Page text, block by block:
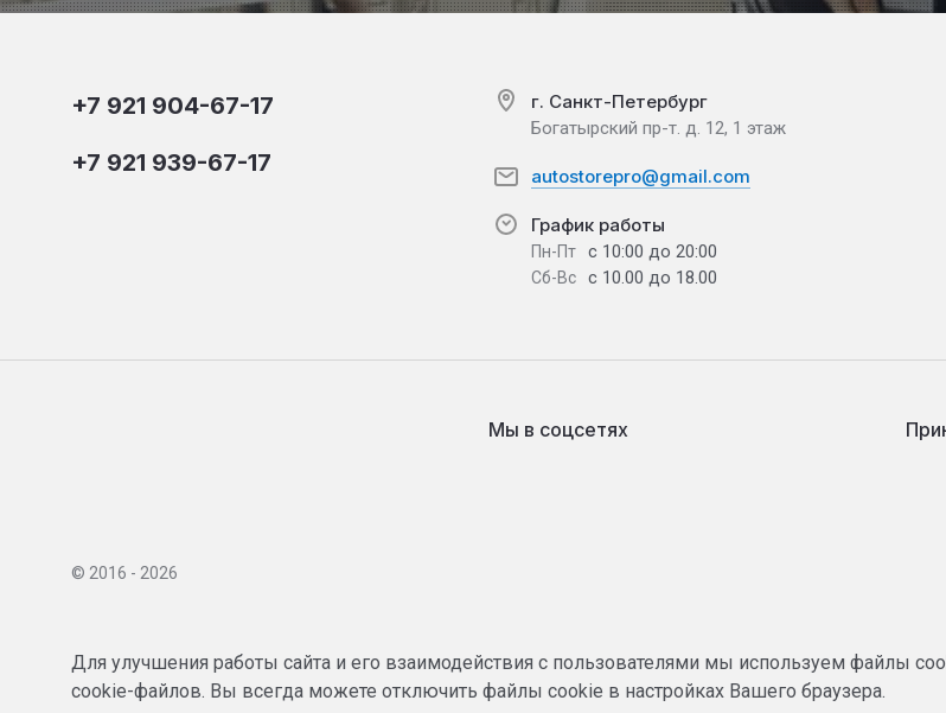
+7 921 904-67-17
+7 921 939-67-17
г. Санкт-Петербург
Богатырский пр-т. д. 12, 1 этаж
autostorepro@gmail.com
График работы
Пн-Пт с 10:00 до 20:00
Сб-Вс с 10.00 до 18.00
Мы в соцсетях
© 2016 - 2026
Для улучшения работы сайта и его взаимодействия с пользователями мы используем файлы
cookie-файлов. Вы всегда можете отключить файлы cookie в настройках Вашего браузера.